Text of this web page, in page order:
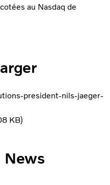
au Nasdaq de
president-nils-jaeger-
KB
News